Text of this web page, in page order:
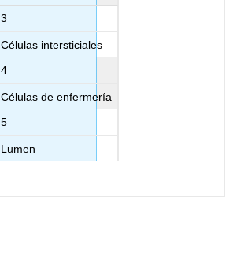
3
Células intersticiales
4
Células de enfermería
5
Lumen